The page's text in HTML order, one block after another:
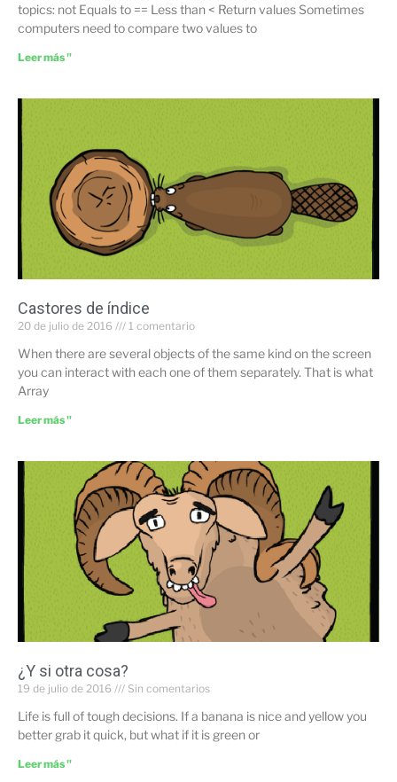
topics: not Equals to == Less than < Return values Sometimes
computers need to compare two values to
Leer más "
Castores de índice
20 de julio de 2016 1 comentario
When there are several objects of the same kind on the screen
you can interact with each one of them separately. That is what
Array
Leer más "
¿Y si otra cosa?
19 de julio de 2016 Sin comentarios
Life is full of tough decisions. If a banana is nice and yellow you
better grab it quick, but what if it is green or
Leer más "